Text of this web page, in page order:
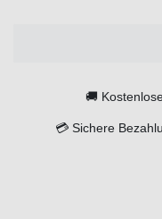
🚚
💳 Sichere